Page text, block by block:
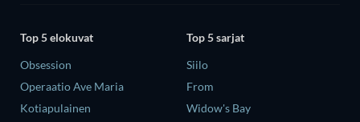
Top 5 elokuvat
Obsession
Operaatio Ave Maria
Kotiapulainen
Top 5 sarjat
Siilo
From
Widow's Bay